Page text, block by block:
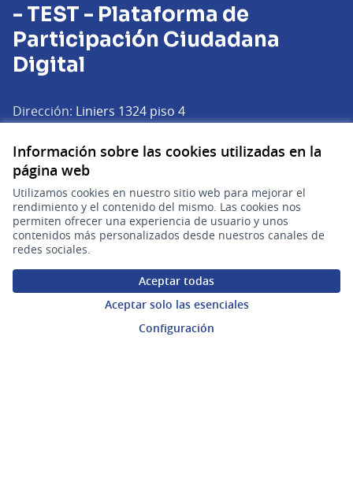
Información sobre las cookies utilizadas en la
página web
Utilizamos cookies en nuestro sitio web para mejorar el
rendimiento y el contenido del mismo. Las cookies nos
permiten ofrecer una experiencia de usuario y unos
contenidos más personalizados desde nuestros canales de
redes sociales.
Aceptar todas
Aceptar solo las esenciales
Configuración
- TEST - Plataforma de
Participación Ciudadana
Digital
Dirección: Liniers 1324 piso 4
Correo electrónico:
plataforma.participacion@agesic.gub.uy
Horario de atención:
Lunes a viernes de 9:30 a 17:30 hs.
- TEST - Plataforma de Participación Ciudadana Digital en X
(Enlace externo)
- TEST - Plataforma de Participación Ciudadana Digital en
(Enlace externo)
- TEST - Plataforma de Participación Ciudadana Digital
(Enlace externo)
Participá